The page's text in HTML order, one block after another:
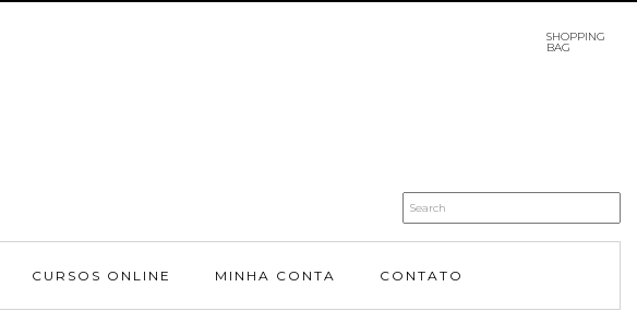
SHOPPING
BAG
CURSOS ONLINE MINHA CONTA CONTATO